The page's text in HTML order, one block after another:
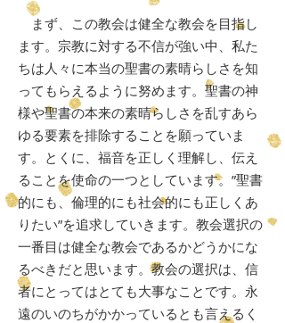
まず、この教会は健全な教会を目指し
ます。宗教に対する不信が強い中、私た
ちは人々に本当の聖書の素晴らしさを知
ってもらえるように努めます。聖書の神
様や聖書の本来の素晴らしさを乱すあら
ゆる要素を排除することを願っていま
す。とくに、福音を正しく理解し、伝え
ることを使命の一つとしています。”聖書
的にも、倫理的にも社会的にも正しくあ
りたい”を追求していきます。教会選択の
一番目は健全な教会であるかどうかにな
るべきだと思います。教会の選択は、信
者にとってはとても大事なことです。永
遠のいのちがかかっているとも言えるく